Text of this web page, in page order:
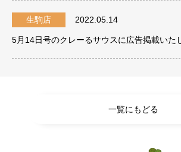
生駒店 2022.05.14
5月14日号のクレーるサウスに広告掲載いた
一覧にもどる